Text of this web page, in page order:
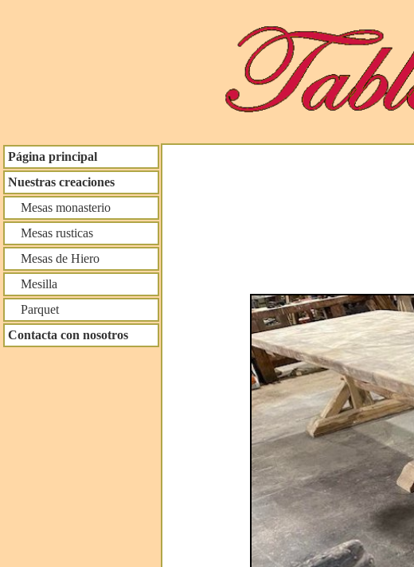
Página principal
Nuestras creaciones
Mesas monasterio
Mesas rusticas
Mesas de Hiero
Mesilla
Parquet
Contacta con nosotros